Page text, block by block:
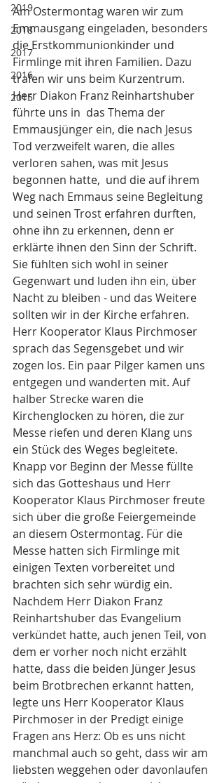
2019
2018
2017
2016
2015
Am Ostermontag waren wir zum
Emmausgang eingeladen, besonders
die Erstkommunionkinder und
Firmlinge mit ihren Familien. Dazu
trafen wir uns beim Kurzentrum.
Herr Diakon Franz Reinhartshuber
führte uns in  das Thema der
Emmausjünger ein, die nach Jesus
Tod verzweifelt waren, die alles
verloren sahen, was mit Jesus
begonnen hatte,  und die auf ihrem
Weg nach Emmaus seine Begleitung
und seinen Trost erfahren durften,
ohne ihn zu erkennen, denn er
erklärte ihnen den Sinn der Schrift.
Sie fühlten sich wohl in seiner
Gegenwart und luden ihn ein, über
Nacht zu bleiben - und das Weitere
sollten wir in der Kirche erfahren.
Herr Kooperator Klaus Pirchmoser
sprach das Segensgebet und wir
zogen los. Ein paar Pilger kamen uns
entgegen und wanderten mit. Auf
halber Strecke waren die
Kirchenglocken zu hören, die zur
Messe riefen und deren Klang uns
ein Stück des Weges begleitete.
Knapp vor Beginn der Messe füllte
sich das Gotteshaus und Herr
Kooperator Klaus Pirchmoser freute
sich über die große Feiergemeinde
an diesem Ostermontag. Für die
Messe hatten sich Firmlinge mit
einigen Texten vorbereitet und
brachten sich sehr würdig ein.
Nachdem Herr Diakon Franz
Reinhartshuber das Evangelium
verkündet hatte, auch jenen Teil, von
dem er vorher noch nicht erzählt
hatte, dass die beiden Jünger Jesus
beim Brotbrechen erkannt hatten,
legte uns Herr Kooperator Klaus
Pirchmoser in der Predigt einige
Fragen ans Herz: Ob es uns nicht
manchmal auch so geht, dass wir am
liebsten weggehen oder davonlaufen